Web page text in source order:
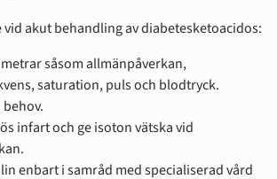
akut behandling av diabetesketoacidos:
såsom allmänpåverkan,
saturation, puls och blodtryck.
behov.
infart och ge isoton vätska vid
enbart i samråd med specialiserad vård